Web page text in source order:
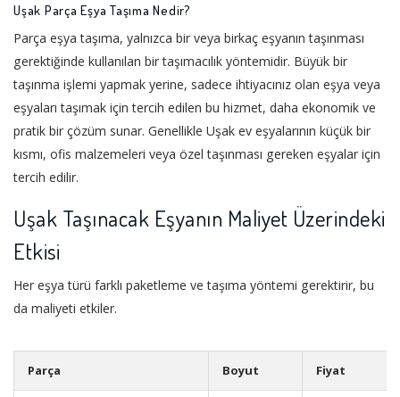
Uşak Parça Eşya Taşıma Nedir?
Parça eşya taşıma, yalnızca bir veya birkaç eşyanın taşınması
gerektiğinde kullanılan bir taşımacılık yöntemidir. Büyük bir
taşınma işlemi yapmak yerine, sadece ihtiyacınız olan eşya veya
eşyaları taşımak için tercih edilen bu hizmet, daha ekonomik ve
pratik bir çözüm sunar. Genellikle Uşak ev eşyalarının küçük bir
kısmı, ofis malzemeleri veya özel taşınması gereken eşyalar için
tercih edilir.
Uşak Taşınacak Eşyanın Maliyet Üzerindeki
Etkisi
Her eşya türü farklı paketleme ve taşıma yöntemi gerektirir, bu
da maliyeti etkiler.
Parça Boyut Fiyat